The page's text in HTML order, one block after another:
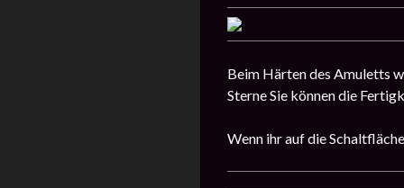
Beim Härten des Amuletts
Sterne Sie können die
Wenn ihr auf die